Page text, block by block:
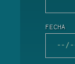
FECHA